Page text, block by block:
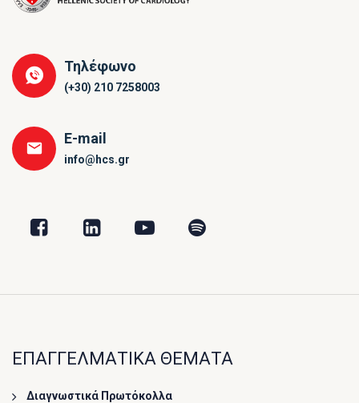
Τηλέφωνο
(+30) 210 7258003
E-mail
info@hcs.gr
ΕΠΑΓΓΕΛΜΑΤΙΚΑ ΘΕΜΑΤΑ
Διαγνωστικά Πρωτόκολλα